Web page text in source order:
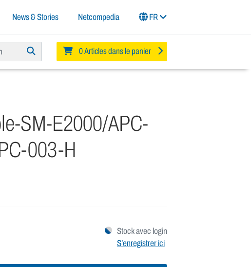
News & Stories Netcompedia FR
0 Articles dans le panier
SM-E2000/APC-
003-H
Stock avec login
S’enregistrer ici